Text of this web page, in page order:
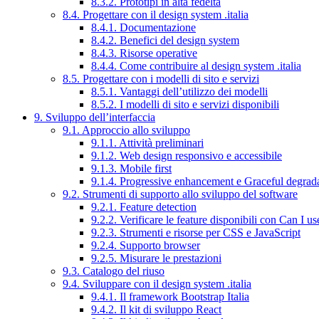
8.4. Progettare con il design system .italia
8.4.1. Documentazione
8.4.2. Benefici del design system
8.4.3. Risorse operative
8.4.4. Come contribuire al design system .italia
8.5. Progettare con i modelli di sito e servizi
8.5.1. Vantaggi dell’utilizzo dei modelli
8.5.2. I modelli di sito e servizi disponibili
9. Sviluppo dell’interfaccia
9.1. Approccio allo sviluppo
9.1.1. Attività preliminari
9.1.2. Web design responsivo e accessibile
9.1.3. Mobile first
9.1.4. Progressive enhancement e Graceful
9.2. Strumenti di supporto allo sviluppo del software
9.2.1. Feature detection
9.2.2. Verificare le feature disponibili con Can I
9.2.3. Strumenti e risorse per CSS e JavaScript
9.2.4. Supporto browser
9.2.5. Misurare le prestazioni
9.3. Catalogo del riuso
9.4. Sviluppare con il design system .italia
9.4.1. Il framework Bootstrap Italia
9.4.2. Il kit di sviluppo React